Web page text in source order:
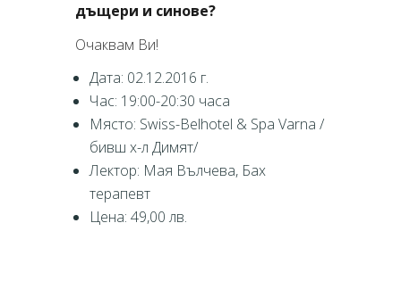
дъщери и синове?
Очаквам Ви!
Дата: 02.12.2016 г.
Час: 19:00-20:30 часа
Място: Swiss-Belhotel & Spa Varna /
бивш х-л Димят/
Лектор: Мая Вълчева, Бах
терапевт
Цена: 49,00 лв.